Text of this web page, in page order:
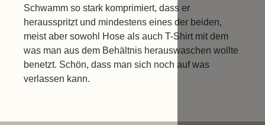
Schwamm so stark komprimiert, dass er
herausspritzt und mindestens eines der beiden,
meist aber sowohl Hose als auch T-Shirt mit dem
was man aus dem Behältnis herauswaschen wollte
benetzt. Schön, dass man sich noch auf was
verlassen kann.